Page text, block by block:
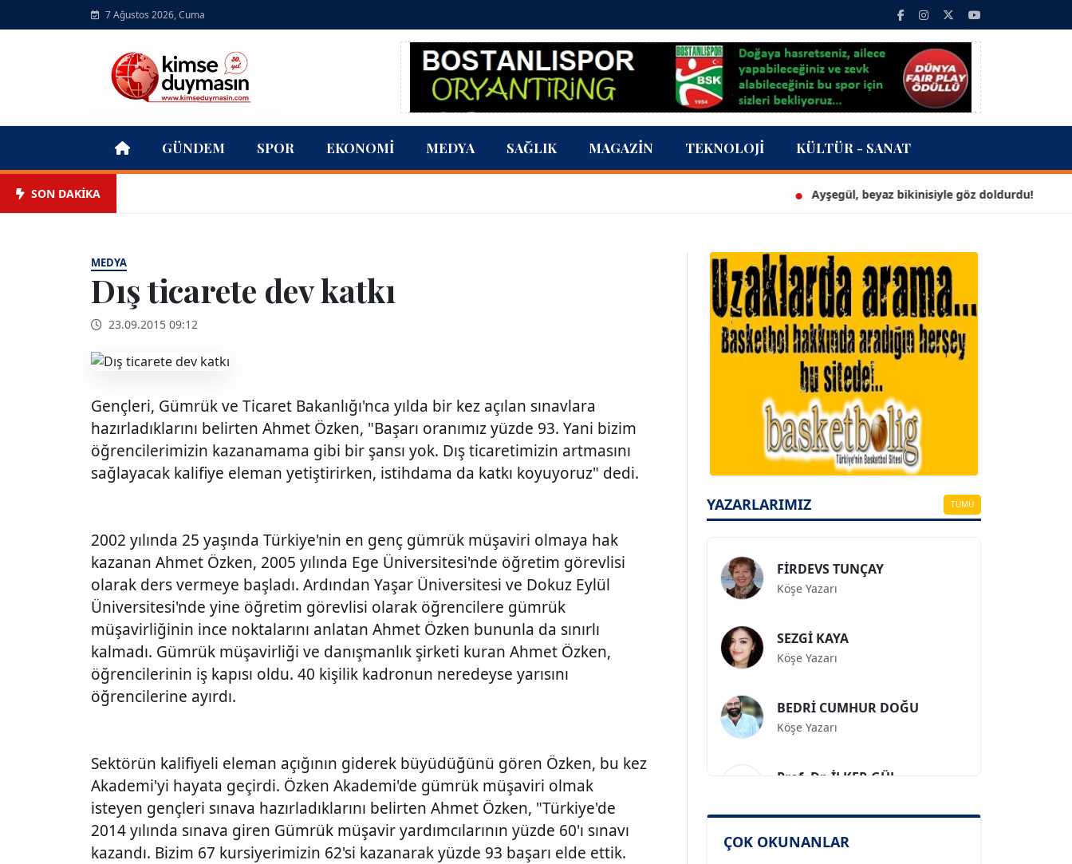
7 Ağustos 2026, Cuma
GÜNDEM SPOR EKONOMI MEDYA SAĞLIK MAGAZIN TEKNOLOJI KÜLTÜR - SANAT
SON DAKİKA Ayşegül, beyaz bikinisiyle göz doldurdu!
MEDYA
Dış ticarete dev katkı
23.09.2015 09:12
Gençleri, Gümrük ve Ticaret Bakanlığı'nca yılda bir kez açılan sınavlara
hazırladıklarını belirten Ahmet Özken, "Başarı oranımız yüzde 93. Yani bizim
öğrencilerimizin kazanamama gibi bir şansı yok. Dış ticaretimizin artmasını
sağlayacak kalifiye eleman yetiştirirken, istihdama da katkı koyuyoruz" dedi.
2002 yılında 25 yaşında Türkiye'nin en genç gümrük müşaviri olmaya hak
kazanan Ahmet Özken, 2005 yılında Ege Üniversitesi'nde öğretim görevlisi
olarak ders vermeye başladı. Ardından Yaşar Üniversitesi ve Dokuz Eylül
Üniversitesi'nde yine öğretim görevlisi olarak öğrencilere gümrük
müşavirliğinin ince noktalarını anlatan Ahmet Özken bununla da sınırlı
kalmadı. Gümrük müşavirliği ve danışmanlık şirketi kuran Ahmet Özken,
öğrencilerinin iş kapısı oldu. 40 kişilik kadronun neredeyse yarısını
öğrencilerine ayırdı.
Sektörün kalifiyeli eleman açığının giderek büyüdüğünü gören Özken, bu kez
Akademi'yi hayata geçirdi. Özken Akademi'de gümrük müşaviri olmak
isteyen gençleri sınava hazırladıklarını belirten Ahmet Özken, "Türkiye'de
2014 yılında sınava giren Gümrük müşavir yardımcılarının yüzde 60'ı sınavı
kazandı. Bizim 67 kursiyerimizin 62'si kazanarak yüzde 93 başarı elde ettik.
YAZARLARIMIZ TÜMÜ
A. BAHRİ VRESKALA
Köşe Yazarı
Köşe Yazarı
Köşe Yazarı
Köşe Yazarı
Köşe Yazarı
Köşe Yazarı
Köşe Yazarı
ÇOK OKUNANLAR